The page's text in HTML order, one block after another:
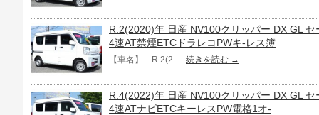
R.2(2020)年 日産 NV100クリッパー DX GL
4速AT禁煙ETCドラレコPWキ-レス簿
【車名】 R.2(2 … 続きを読む →
R.4(2022)年 日産 NV100クリッパー DX GL
4速ATナビETCキーレスPW電格1オ-